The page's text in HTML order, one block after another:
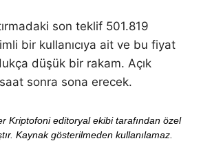
son teklif 501.819
bir kullanıcıya ait ve bu fiyat
düşük bir rakam. Açık
sonra sona erecek.
Kriptofoni editoryal ekibi tarafından özel
Kaynak gösterilmeden kullanılamaz.